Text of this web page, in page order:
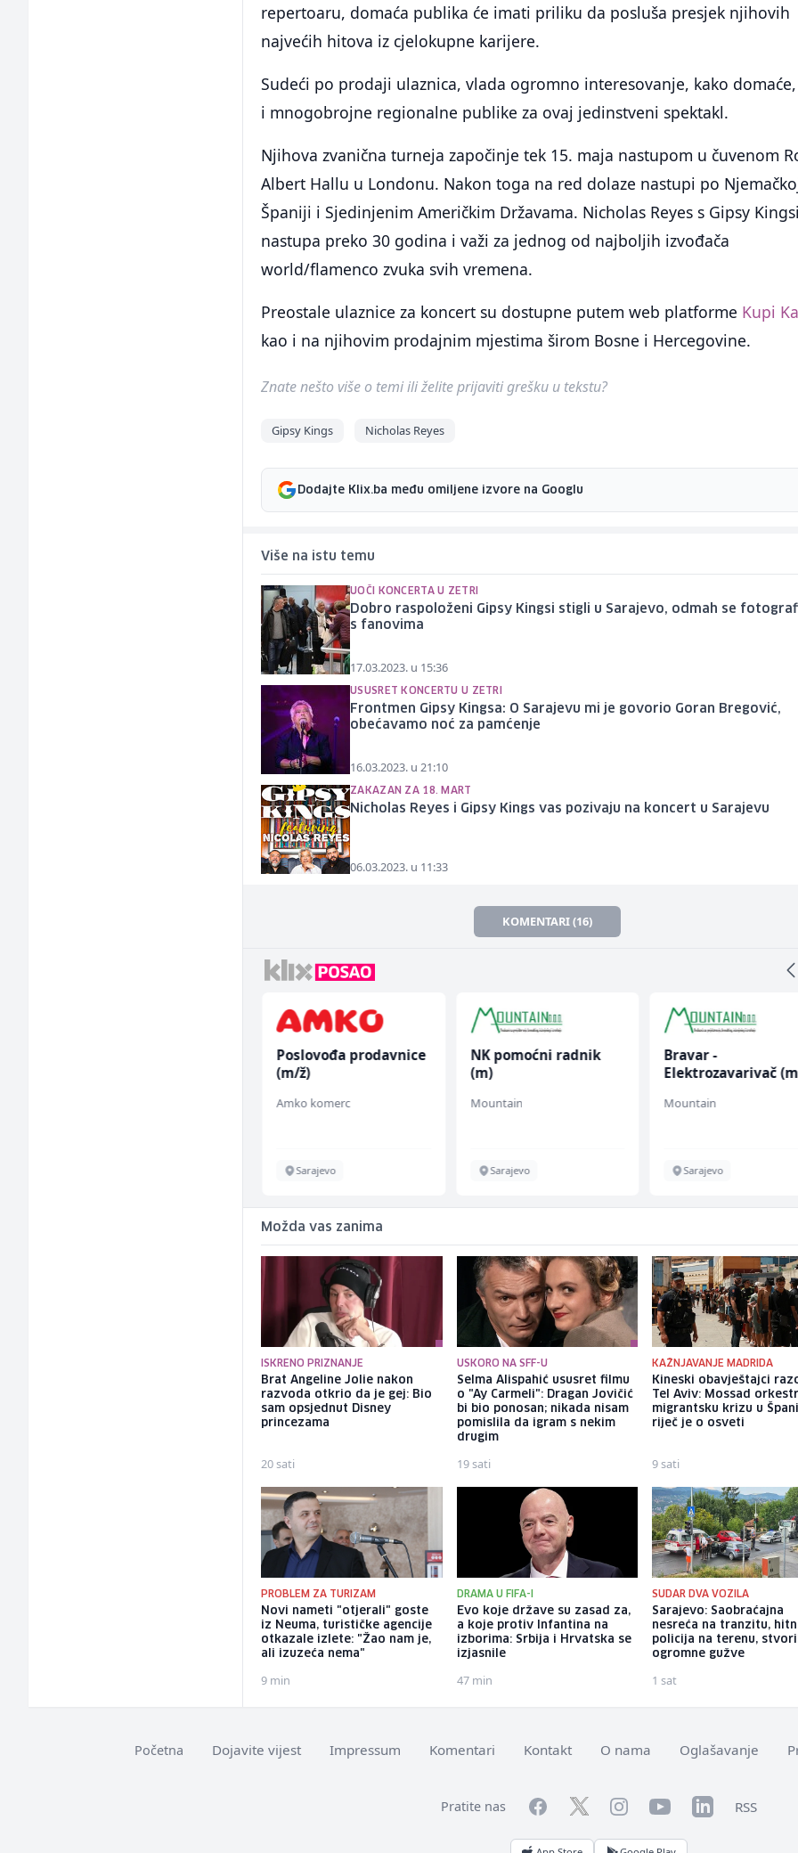
repertoaru, domaća publika će imati priliku da posluša presjek njihovih
najvećih hitova iz cjelokupne karijere.
Sudeći po prodaji ulaznica, vlada ogromno interesovanje, kako
i mnogobrojne regionalne publike za ovaj jedinstveni spektakl.
Njihova zvanična turneja započinje tek 15. maja nastupom u čuvenom
Albert Hallu u Londonu. Nakon toga na red dolaze nastupi po
Španiji i Sjedinjenim Američkim Državama. Nicholas Reyes s Gipsy
nastupa preko 30 godina i važi za jednog od najboljih izvođača
world/flamenco zvuka svih vremena.
Preostale ulaznice za koncert su dostupne putem web platforme Kupi
kao i na njihovim prodajnim mjestima širom Bosne i Hercegovine.
Znate nešto više o temi ili želite prijaviti grešku u tekstu?
Gipsy Kings Nicholas Reyes
Dodajte Klix.ba među omiljene izvore na Googlu
Više na istu temu
UOČI KONCERTA U ZETRI
Dobro raspoloženi Gipsy Kingsi stigli u Sarajevo, odmah se
s fanovima
17.03.2023. u 15:36
USUSRET KONCERTU U ZETRI
Frontmen Gipsy Kingsa: O Sarajevu mi je govorio Goran Bregović,
obećavamo noć za pamćenje
16.03.2023. u 21:10
ZAKAZAN ZA 18. MART
Nicholas Reyes i Gipsy Kings vas pozivaju na koncert u Sarajevu
06.03.2023. u 11:33
KOMENTARI (16)
Poslovođa prodavnice
(m/ž)
Amko komerc
Sarajevo
NK pomoćni radnik
(m)
Mountain
Sarajevo
Bravar -
Elektrozavarivač
Mountain
Sarajevo
Možda vas zanima
ISKRENO PRIZNANJE
Brat Angeline Jolie nakon
razvoda otkrio da je gej: Bio
sam opsjednut Disney
princezama
20 sati
USKORO NA SFF-U
Selma Alispahić ususret filmu
o "Ay Carmeli": Dragan Jovičić
bi bio ponosan; nikada nisam
pomislila da igram s nekim
drugim
19 sati
KAŽNJAVANJE MADRIDA
Kineski obavještajci
Tel Aviv: Mossad
migrantsku krizu u
riječ je o osveti
9 sati
PROBLEM ZA TURIZAM
Novi nameti "otjerali" goste
iz Neuma, turističke agencije
otkazale izlete: "Žao nam je,
ali izuzeća nema"
9 min
DRAMA U FIFA-I
Evo koje države su zasad za,
a koje protiv Infantina na
izborima: Srbija i Hrvatska se
izjasnile
47 min
SUDAR DVA VOZILA
Sarajevo: Saobraćajna
nesreća na tranzitu,
policija na terenu,
ogromne gužve
1 sat
Početna Dojavite vijest Impressum Komentari Kontakt O nama Oglašavanje
Pratite nas FacebookTwitterInstagramYouTubeLinkedInRSS